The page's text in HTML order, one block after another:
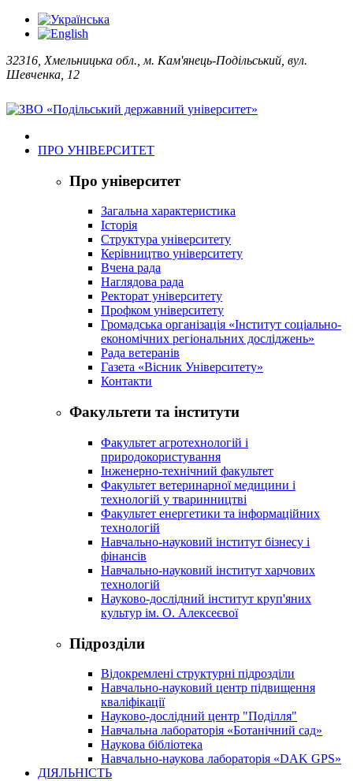
32316, Хмельницька обл., м. Кам'янець-Подільський, вул.
Шевченка, 12
ПРО УНІВЕРСИТЕТ
Про університет
Загальна характеристика
Історія
Структура університету
Керівництво університету
Вчена рада
Наглядова рада
Ректорат університету
Профком університету
Громадська організація «Інститут соціально-
економічних регіональних досліджень»
Рада ветеранів
Газета «Вісник Університету»
Контакти
Факультети та інститути
Факультет агротехнологій і
природокористування
Інженерно-технічний факультет
Факультет ветеринарної медицини і
технологій у тваринництві
Факультет енергетики та інформаційних
технологій
Навчально-науковий інститут бізнесу і
фінансів
Навчально-науковий інститут харчових
технологій
Науково-дослідний інститут круп'яних
культур ім. О. Алексеєвої
Підрозділи
Відокремлені структурні підрозділи
Навчально-науковий центр підвищення
кваліфікації
Науково-дослідний центр "Поділля"
Навчальна лабораторія «Ботанічний сад»
Наукова бібліотека
Навчально-наукова лабораторія «DAK GPS»
ДІЯЛЬНІСТЬ